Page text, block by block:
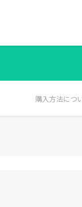
購入方法につ